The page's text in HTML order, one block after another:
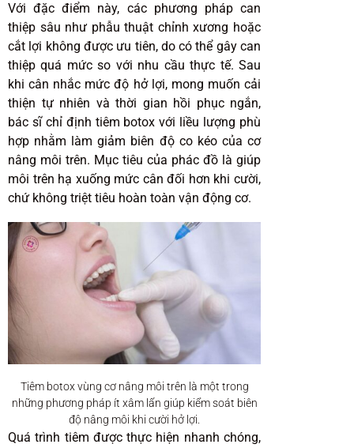
Với đặc điểm này, các phương pháp can
thiệp sâu như phẫu thuật chỉnh xương hoặc
cắt lợi không được ưu tiên, do có thể gây can
thiệp quá mức so với nhu cầu thực tế. Sau
khi cân nhắc mức độ hở lợi, mong muốn cải
thiện tự nhiên và thời gian hồi phục ngắn,
bác sĩ chỉ định tiêm botox với liều lượng phù
hợp nhằm làm giảm biên độ co kéo của cơ
nâng môi trên. Mục tiêu của phác đồ là giúp
môi trên hạ xuống mức cân đối hơn khi cười,
chứ không triệt tiêu hoàn toàn vận động cơ.
Tiêm botox vùng cơ nâng môi trên là một trong
những phương pháp ít xâm lấn giúp kiểm soát biên
độ nâng môi khi cười hở lợi.
Quá trình tiêm được thực hiện nhanh chóng,